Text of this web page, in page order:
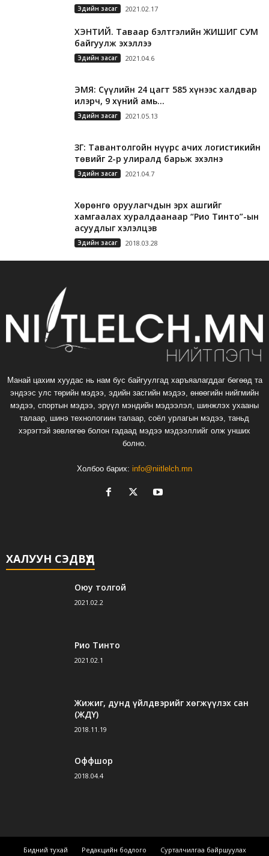
Эдийн засаг 2021.02.17
ХЭНТИЙ. Таваар бэлтгэлийн ЖИШИГ СУМ
байгуулж эхэллээ
Эдийн засаг 2021.04.6
ЭМЯ: Сүүлийн 24 цагт 585 хүнээс халдвар
илэрч, 9 хүний амь...
Эдийн засаг 2021.05.13
ЗГ: Тавантолгойн нүүрс ачих логистикийн
төвийг 2-р улиралд барьж эхэлнэ
Эдийн засаг 2021.04.7
Хөрөнгө оруулагчдын эрх ашгийг
хамгаалах хуралдаанаар “Рио Тинто”-ын
асуудлыг хэлэлцэв
Эдийн засаг 2018.03.28
Манай цахим хуудас нь нам бус байгуулгад харъяалагддаг бөгөөд та
эндээс улс төрийн мэдээ, эдийн засгийн мэдээ, өнөөгийн нийгмийн
мэдээ, спортын мэдээ, эрүүл мэндийн мэдээлэл, шинжлэх ухааны
талаар, шинэ технологиин талаар, соёл урлагын мэдээ, таньд
хэрэгтэй зөвлөгөө болон гадаад мэдээ мэдээллийг олж унших
болно.
Холбоо барих: info@niitlelch.mn
ХАЛУУН СЭДВҮҮД
Оюу толгой
2021.02.2
Рио Тинто
2021.02.1
Жижиг, дунд үйлдвэрийг хөгжүүлэх сан
(ЖДҮ)
2018.11.19
Оффшор
2018.04.4
Бидний тухай Редакцийн бодлого Сурталчилгаа байршуулах